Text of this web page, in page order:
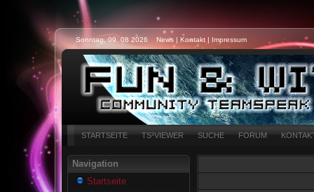
Sonntag, 09. 08 2026 News | Kontakt | Impressum
STARTSEITE TS³VIEWER SUCHE FORUM
Navigation
Startseite